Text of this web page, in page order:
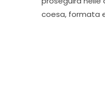
coesa, formata